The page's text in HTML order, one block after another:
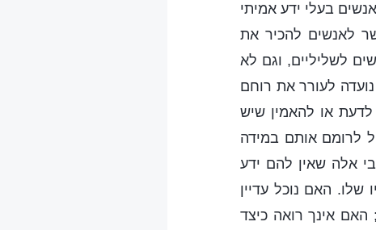
בעלי ידע אמיתי
לאנשים להכיר את
לשליליים, וגם לא
לעורר את רוחם
או להאמין שיש
לרומם אותם במידה
אלה שאין להם ידע
האם נוכל עדיין
האם אינך רואה כיצד